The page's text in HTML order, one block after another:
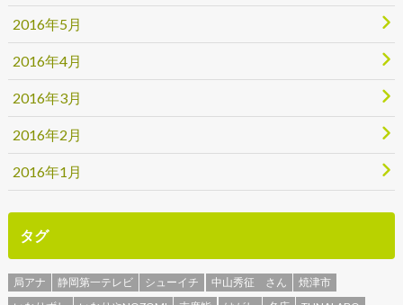
2016年5月
2016年4月
2016年3月
2016年2月
2016年1月
タグ
局アナ 静岡第一テレビ シューイチ 中山秀征 さん
焼津市